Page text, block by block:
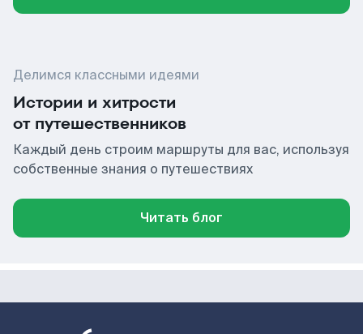
Делимся классными идеями
Истории и хитрости
от путешественников
Каждый день строим маршруты для вас, используя
собственные знания о путешествиях
Читать блог